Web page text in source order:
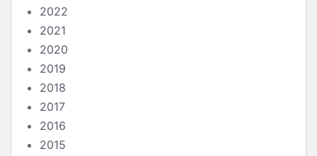
2022
2021
2020
2019
2018
2017
2016
2015